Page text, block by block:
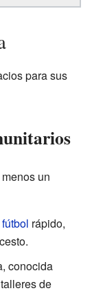
para sus
un
fútbol rápido,
conocida
de